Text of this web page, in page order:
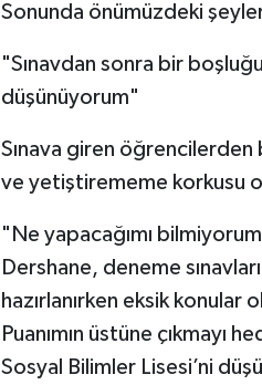
Sonunda önümüzdeki
"Sınavdan sonra bir
düşünüyorum"
Sınava giren
ve yetiştirememe korkusu
"Ne yapacağımı
Dershane, deneme
hazırlanırken eksik
Puanımın üstüne çıkmayı
Sosyal Bilimler Lisesi’ni